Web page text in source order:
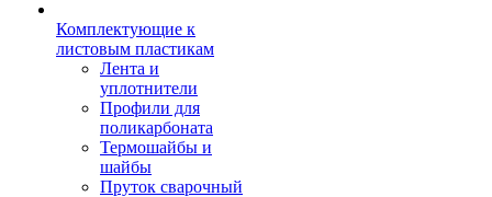
Комплектующие к
листовым пластикам
Лента и
уплотнители
Профили для
поликарбоната
Термошайбы и
шайбы
Пруток сварочный